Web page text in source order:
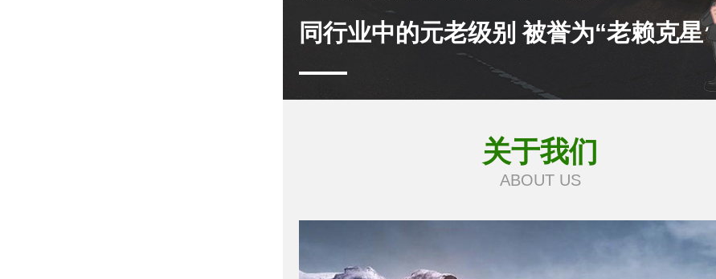
同行业中的元老级别 被誉为“老赖克星”
关于我们
ABOUT US